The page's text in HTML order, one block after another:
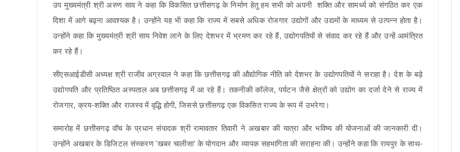
उप मुख्यमंत्री श्री अरुण साव ने कहा कि विकसित छत्तीसगढ़ के निर्माण हेतु हम सभी को अपनी शक्ति और सामर्थ्य को संगठित कर एक
दिशा में आगे बढ़ना आवश्यक है। उन्होंने यह भी कहा कि राज्य में सबसे अधिक रोजगार उद्योगों और उद्यमों के माध्यम से उत्पन्न होता है।
उन्होंने कहा कि मुख्यमंत्री श्री साय निवेश लाने के लिए देशभर में भ्रमण कर रहे हैं, उद्योगपतियों से संवाद कर रहे हैं और उन्हें आमंत्रित
कर रहे हैं।
सीएसआईडीसी अध्यक्ष श्री राजीव अग्रवाल ने कहा कि छत्तीसगढ़ की औद्योगिक नीति को देशभर के उद्योगपतियों ने सराहा है। देश के बड़े
उद्योगपति और प्रतिष्ठित अस्पताल अब छत्तीसगढ़ में आ रहे हैं। तकनीकी कॉलेज, पर्यटन जैसे क्षेत्रों को उद्योग का दर्जा देने से राज्य में
रोजगार, क्रय-शक्ति और राजस्व में वृद्धि होगी, जिससे छत्तीसगढ़ एक विकसित राज्य के रूप में उभरेगा।
समारोह में छत्तीसगढ़ वॉच के प्रधान संपादक श्री रामावतार तिवारी ने अखबार की यात्रा और भविष्य की योजनाओं की जानकारी दी।
उन्होंने अखबार के डिजिटल संस्करण 'खबर चालीसा' के योगदान और व्यापक सहभागिता की सराहना की। उन्होंने कहा कि रायपुर के साथ-